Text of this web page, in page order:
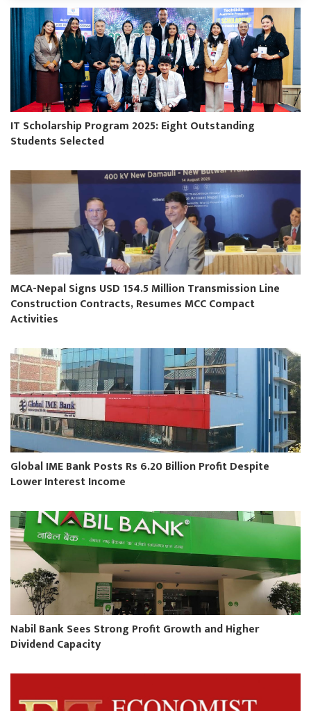
IT Scholarship Program 2025: Eight Outstanding
Students Selected
MCA-Nepal Signs USD 154.5 Million Transmission Line
Construction Contracts, Resumes MCC Compact
Activities
Global IME Bank Posts Rs 6.20 Billion Profit Despite
Lower Interest Income
Nabil Bank Sees Strong Profit Growth and Higher
Dividend Capacity